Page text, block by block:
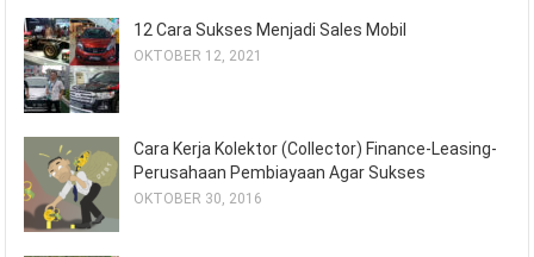
12 Cara Sukses Menjadi Sales Mobil
OKTOBER 12, 2021
Cara Kerja Kolektor (Collector) Finance-Leasing-
Perusahaan Pembiayaan Agar Sukses
OKTOBER 30, 2016